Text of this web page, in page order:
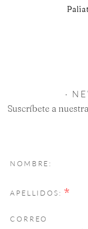
·
Suscríbete a
NOMBRE:
APELLIDOS: *
CORREO